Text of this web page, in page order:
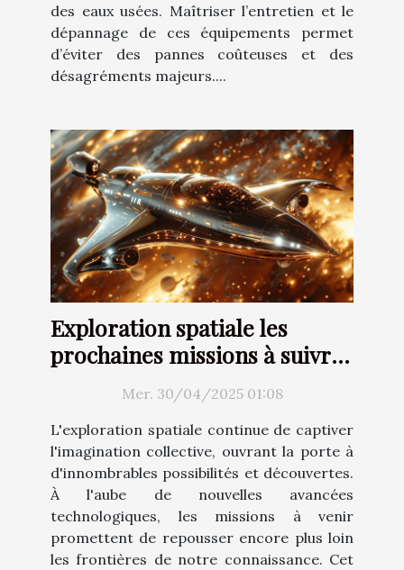
des eaux usées. Maîtriser l’entretien et le
dépannage de ces équipements permet
d’éviter des pannes coûteuses et des
désagréments majeurs....
Exploration spatiale les
prochaines missions à suivre
Mer. 30/04/2025 01:08
L'exploration spatiale continue de captiver
l'imagination collective, ouvrant la porte à
d'innombrables possibilités et découvertes.
À l'aube de nouvelles avancées
technologiques, les missions à venir
promettent de repousser encore plus loin
les frontières de notre connaissance. Cet